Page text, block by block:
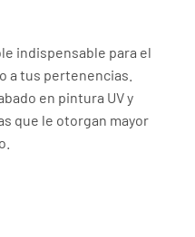
indispensable para el
a tus pertenencias.
en pintura UV y
que le otorgan mayor